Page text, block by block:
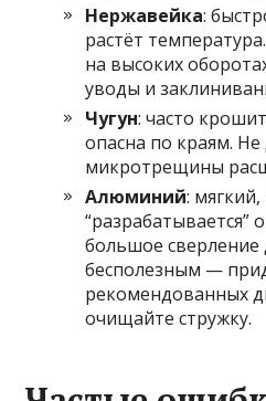
Нержавейка:
растёт
на высоких
уводы и
Чугун: часто
опасна по краям.
микротрещины
Алюминий:
“разрабатывается”
большое сверление
бесполезным —
рекомендованных
очищайте стружку.